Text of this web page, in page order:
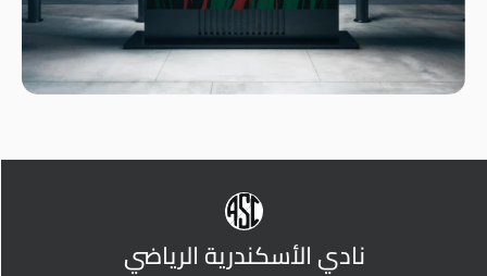
نادي الأسكندرية الرياضي